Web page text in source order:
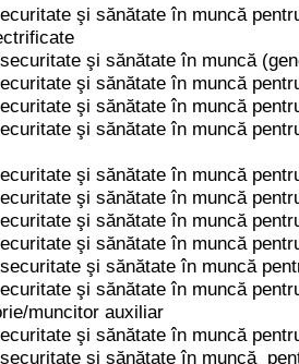
şi sănătate în muncă
şi sănătate în muncă
şi sănătate în muncă
şi sănătate în muncă
şi sănătate în muncă
şi sănătate în muncă
şi sănătate în muncă
şi sănătate în muncă
şi sănătate în muncă
şi sănătate în muncă
şi sănătate în muncă
muncitor auxiliar
şi sănătate în muncă
şi sănătate în muncă